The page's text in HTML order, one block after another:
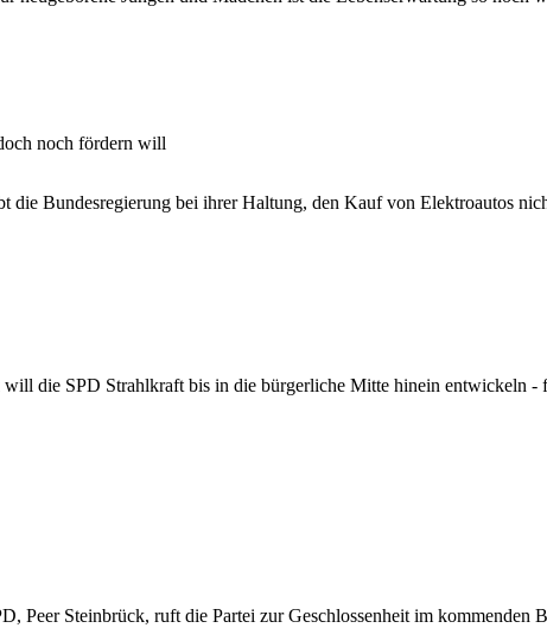
noch fördern will
Bundesregierung bei ihrer Haltung, den Kauf von Elektroautos
die SPD Strahlkraft bis in die bürgerliche Mitte hinein entwickeln -
Peer Steinbrück, ruft die Partei zur Geschlossenheit im kommenden